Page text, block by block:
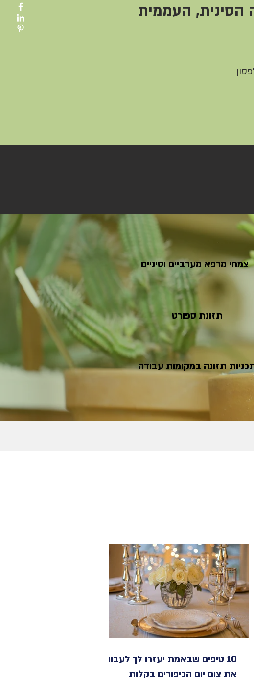
הסינית, העממית
צמחי מרפא מערביים וסיניים
תזונת ספורט
תזונה במקומות עבודה
10 טיפים שבאמת יעזרו לך לעבור
את צום יום הכיפורים בקלות